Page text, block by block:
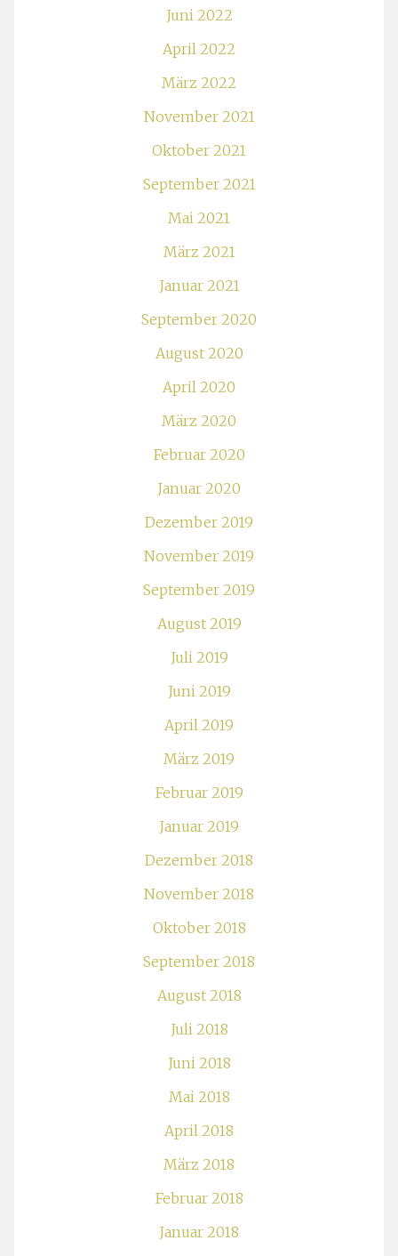
Juni 2022
April 2022
März 2022
November 2021
Oktober 2021
September 2021
Mai 2021
März 2021
Januar 2021
September 2020
August 2020
April 2020
März 2020
Februar 2020
Januar 2020
Dezember 2019
November 2019
September 2019
August 2019
Juli 2019
Juni 2019
April 2019
März 2019
Februar 2019
Januar 2019
Dezember 2018
November 2018
Oktober 2018
September 2018
August 2018
Juli 2018
Juni 2018
Mai 2018
April 2018
März 2018
Februar 2018
Januar 2018